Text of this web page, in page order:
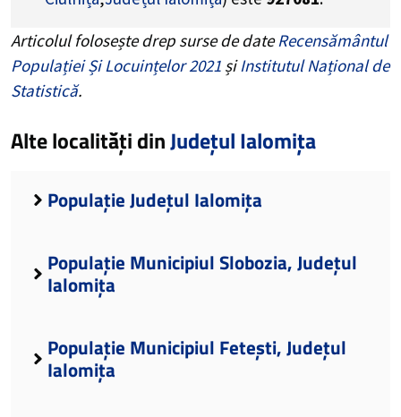
Articolul folosește drep surse de dateRecensământul
Populației Și Locuințelor 2021 șiInstitutul Național de
Statistică.
Alte localități dinJudețul Ialomița
Populație Județul Ialomița
Populație Municipiul Slobozia, Județul
Ialomița
Populație Municipiul Fetești, Județul
Ialomița